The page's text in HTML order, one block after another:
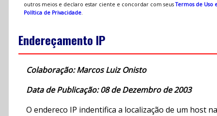
outros meios e declaro estar ciente e concordar com seusTermos de Uso
Política de Privacidade.
Endereçamento IP
Colaboração: Marcos Luiz Onisto
Data de Publicação: 08 de Dezembro de 2003
O endereco IP indentifica a localização de um host na